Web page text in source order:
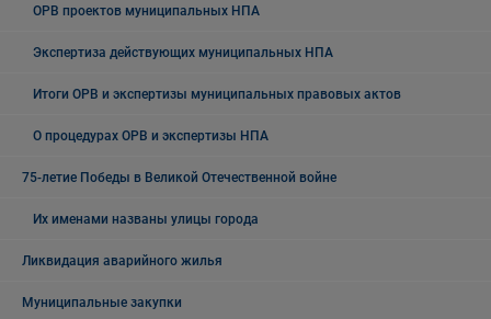
ОРВ проектов муниципальных НПА
Экспертиза действующих муниципальных НПА
Итоги ОРВ и экспертизы муниципальных правовых актов
О процедурах ОРВ и экспертизы НПА
75-летие Победы в Великой Отечественной войне
Их именами названы улицы города
Ликвидация аварийного жилья
Муниципальные закупки